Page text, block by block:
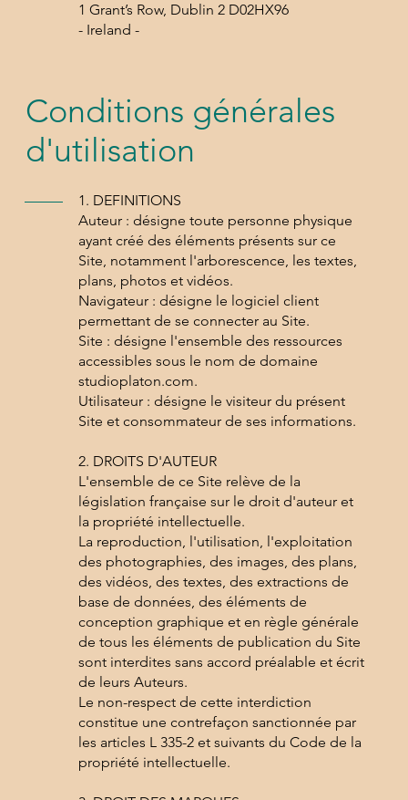
1 Grant’s Row, Dublin 2 D02HX96
- Ireland -
Conditions générales
d'utilisation
1. DEFINITIONS
Auteur : désigne toute personne physique
ayant créé des éléments présents sur ce
Site, notamment l'arborescence, les textes,
plans, photos et vidéos.
Navigateur : désigne le logiciel client
permettant de se connecter au Site.
Site : désigne l'ensemble des ressources
accessibles sous le nom de domaine
studioplaton.com.
Utilisateur : désigne le visiteur du présent
Site et consommateur de ses informations.
2. DROITS D'AUTEUR
L'ensemble de ce Site relève de la
législation française sur le droit d'auteur et
la propriété intellectuelle.
La reproduction, l'utilisation, l'exploitation
des photographies, des images, des plans,
des vidéos, des textes, des extractions de
base de données, des éléments de
conception graphique et en règle générale
de tous les éléments de publication du Site
sont interdites sans accord préalable et écrit
de leurs Auteurs.
Le non-respect de cette interdiction
constitue une contrefaçon sanctionnée par
les articles L 335-2 et suivants du Code de la
propriété intellectuelle.